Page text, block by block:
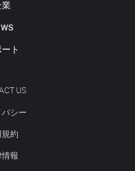
業
ト
US
シー
約
報